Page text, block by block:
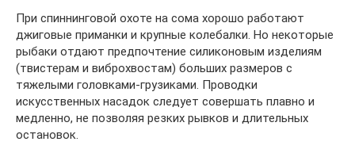
При спиннинговой охоте на сома хорошо работают
джиговые приманки и крупные колебалки. Но некоторые
рыбаки отдают предпочтение силиконовым изделиям
(твистерам и виброхвостам) больших размеров с
тяжелыми головками-грузиками. Проводки
искусственных насадок следует совершать плавно и
медленно, не позволяя резких рывков и длительных
остановок.